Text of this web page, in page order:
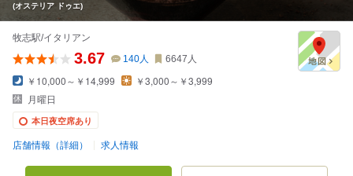
(オステリア ドゥエ)
牧志駅/イタリアン
3.67 140人 6647 人
￥10,000～￥14,999
￥3,000～￥3,999
月曜日
本日夜空席あり
店舗情報（詳細） 求人情報